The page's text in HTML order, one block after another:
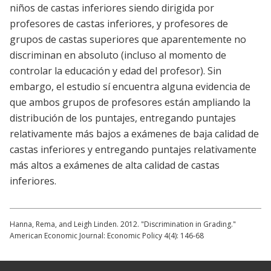
niños de castas inferiores siendo dirigida por
profesores de castas inferiores, y profesores de
grupos de castas superiores que aparentemente no
discriminan en absoluto (incluso al momento de
controlar la educación y edad del profesor). Sin
embargo, el estudio sí encuentra alguna evidencia de
que ambos grupos de profesores están ampliando la
distribución de los puntajes, entregando puntajes
relativamente más bajos a exámenes de baja calidad de
castas inferiores y entregando puntajes relativamente
más altos a exámenes de alta calidad de castas
inferiores.
Hanna, Rema, and Leigh Linden. 2012. "Discrimination in Grading."
American Economic Journal: Economic Policy 4(4): 146-68